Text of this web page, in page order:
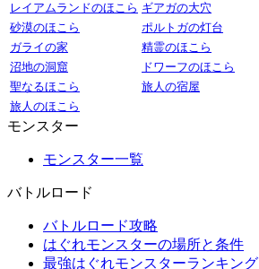
レイアムランドのほこら ギアガの大穴
砂漠のほこら
ポルトガの灯台
ガライの家
精霊のほこら
沼地の洞窟
ドワーフのほこら
聖なるほこら
旅人の宿屋
旅人のほこら
モンスター
モンスター一覧
バトルロード
バトルロード攻略
はぐれモンスターの場所と条件
最強はぐれモンスターランキング